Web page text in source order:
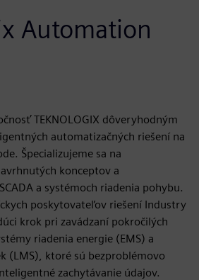
Automation
TEKNOLOGIX dôveryhodným
automatizačných riešení na
Špecializujeme sa na
konceptov a
a systémoch riadenia pohybu.
poskytovateľov riešení Industry
krok pri zavádzaní pokročilých
riadenia energie (EMS) a
(LMS), ktoré sú bezproblémovo
zachytávanie údajov.